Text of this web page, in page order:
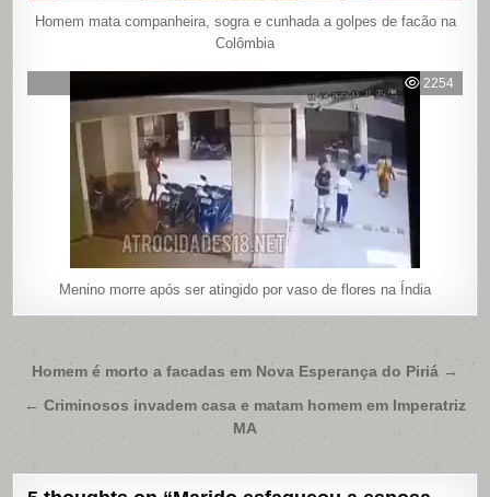
Homem mata companheira, sogra e cunhada a golpes de facão na
Colômbia
2254
Menino morre após ser atingido por vaso de flores na Índia
Navegação
de
Homem é morto a facadas em Nova Esperança do Piriá →
← Criminosos invadem casa e matam homem em Imperatriz
MA